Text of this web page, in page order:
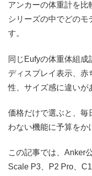
アンカーの体重計を比
シリーズの中でどの
す。
同じEufyの体重体組成
ディスプレイ表示、赤
性、サイズ感に違いが
価格だけで選ぶと、毎
わない機能に予算をか
この記事では、Anker
Scale P3、P2 Pro、